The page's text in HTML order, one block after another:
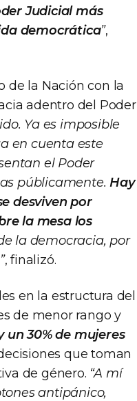
Judicial más
democrática”,
de la Nación con la
adentro del Poder
Ya es imposible
en cuenta este
el Poder
públicamente.Hay
desviven por
la mesa los
la democracia, por
, finalizó.
en la estructura del
de menor rango y
un 30% de mujeres
que toman
de género. “A mí
antipánico,